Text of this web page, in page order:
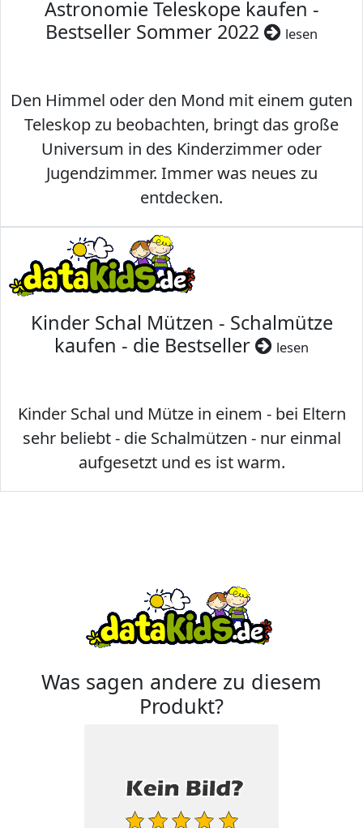
Astronomie Teleskope kaufen -
Bestseller Sommer 2022
lesen
Den Himmel oder den Mond mit einem guten
Teleskop zu beobachten, bringt das große
Universum in des Kinderzimmer oder
Jugendzimmer. Immer was neues zu
entdecken.
Kinder Schal Mützen - Schalmütze
kaufen - die Bestseller
lesen
Kinder Schal und Mütze in einem - bei Eltern
sehr beliebt - die Schalmützen - nur einmal
aufgesetzt und es ist warm.
Was sagen andere zu diesem
Produkt?